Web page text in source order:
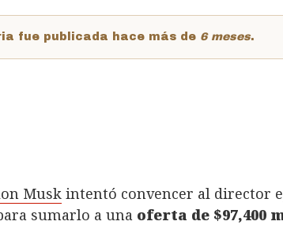
fue publicada hace más de 6 meses.
Musk intentó convencer al director
sumarlo a una oferta de $97,400